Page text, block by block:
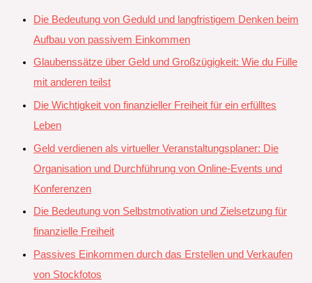
Die Bedeutung von Geduld und langfristigem Denken beim
Aufbau von passivem Einkommen
Glaubenssätze über Geld und Großzügigkeit: Wie du Fülle
mit anderen teilst
Die Wichtigkeit von finanzieller Freiheit für ein erfülltes
Leben
Geld verdienen als virtueller Veranstaltungsplaner: Die
Organisation und Durchführung von Online-Events und
Konferenzen
Die Bedeutung von Selbstmotivation und Zielsetzung für
finanzielle Freiheit
Passives Einkommen durch das Erstellen und Verkaufen
von Stockfotos